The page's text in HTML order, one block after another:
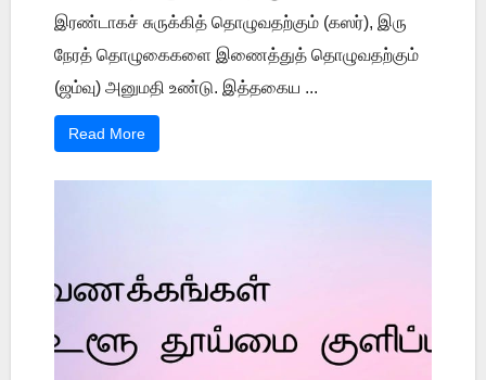
இரண்டாகச் சுருக்கித் தொழுவதற்கும் (கஸர்), இரு
நேரத் தொழுகைகளை இணைத்துத் தொழுவதற்கும்
(ஜம்வு) அனுமதி உண்டு. இத்தகைய ...
Read More